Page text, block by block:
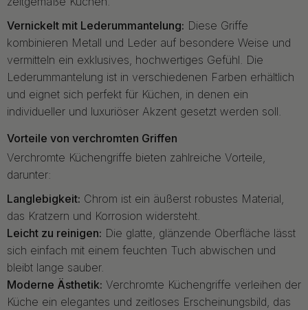
Vernickelt mit Lederummantelung: Diese Griffe
kombinieren Metall und Leder auf besondere Weise und
vermitteln ein exklusives, hochwertiges Gefühl. Die
Lederummantelung ist in verschiedenen Farben erhältlich
und eignet sich perfekt für Küchen, in denen ein
individueller und luxuriöser Akzent gesetzt werden soll.
Vorteile von verchromten Griffen
Verchromte Küchengriffe bieten zahlreiche Vorteile,
darunter:
Langlebigkeit: Chrom ist ein äußerst robustes Material,
das Kratzern und Korrosion widersteht.
Leicht zu reinigen: Die glatte, glänzende Oberfläche lässt
sich einfach mit einem feuchten Tuch abwischen und
bleibt lange sauber.
Moderne Ästhetik: Verchromte Küchengriffe verleihen der
Küche ein elegantes und zeitloses Erscheinungsbild, das